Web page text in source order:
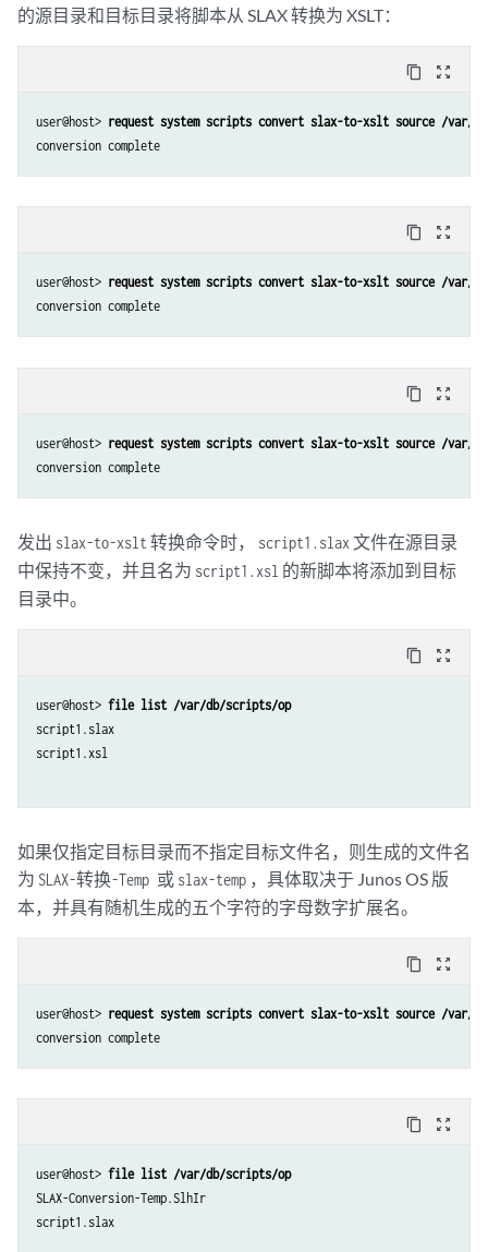
的源目录和目标目录将脚本从 SLAX 转换为 XSLT：
content_copy zoom_out_map
user@host> request system scripts convert slax-to-xslt source /
conversion complete
content_copy zoom_out_map
user@host> request system scripts convert slax-to-xslt source /
conversion complete
content_copy zoom_out_map
user@host> request system scripts convert slax-to-xslt source /var/
conversion complete
发出 slax-to-xslt转换命令时， script1.slax 文件在源目录
中保持不变，并且名为 script1.xsl 的新脚本将添加到目标
目录中。
content_copy zoom_out_map
user@host> file list /var/db/scripts/op
script1.slax
script1.xsl
如果仅指定目标目录而不指定目标文件名，则生成的文件名
为 SLAX-转换-Temp 或 slax-temp ，具体取决于 Junos OS 版
本，并具有随机生成的五个字符的字母数字扩展名。
content_copy zoom_out_map
user@host> request system scripts convert slax-to-xslt source /
conversion complete
content_copy zoom_out_map
user@host> file list /var/db/scripts/op
SLAX-Conversion-Temp.SlhIr